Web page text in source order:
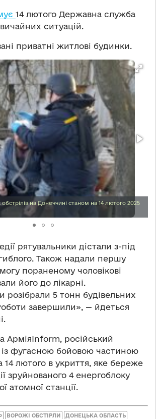
14 лютого Державна служба
ситуацій.
приватні житлові будинки.
обстрілів на Донеччині станом на 14 лютого 2025
рятувальники дістали з-під
Також надали першу
пораненому чоловікові
його до лікарні.
розібрали 5 тонн будівельних
завершили», — йдеться
АрміяInform, російський
фугасною бойовою частиною
14 лютого в укриття, яке береже
зруйнованого 4 енергоблоку
атомної станції.
ВОРОЖІ ОБСТІРЛИ ДОНЕЦЬКА ОБЛАСТЬ